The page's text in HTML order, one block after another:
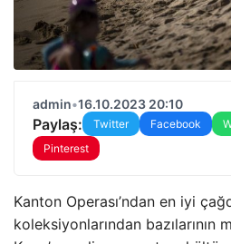
admin•16.10.2023 20:10
Paylaş: Twitter Facebook
Pinterest
Kanton Operası’ndan en iyi
koleksiyonlarından bazılarının